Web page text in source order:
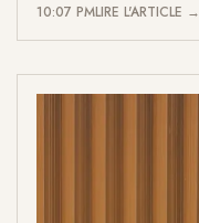
10:07 PMLIRE L'ARTICLE →